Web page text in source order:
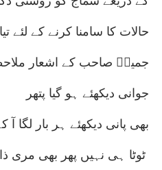
حالات کا سامنا کرنے کے لئے
جمیلؔ صاحب کے اشعار
جوانی دیکھئے ہو گیا پتھر
بھی پانی دیکھئے ہر بار لگا آ
ٹوٹا ہی نہیں پھر بھی مری